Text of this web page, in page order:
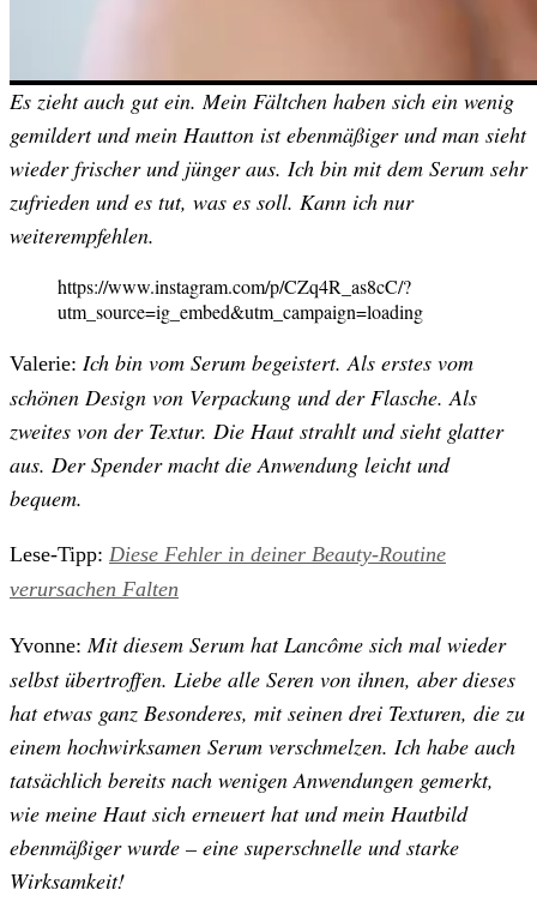
Es zieht auch gut ein. Mein Fältchen haben sich ein wenig
gemildert und mein Hautton ist ebenmäßiger und man sieht
wieder frischer und jünger aus. Ich bin mit dem Serum sehr
zufrieden und es tut, was es soll. Kann ich nur
weiterempfehlen.
https://www.instagram.com/p/CZq4R_as8cC/?
utm_source=ig_embed&utm_campaign=loading
Valerie: Ich bin vom Serum begeistert. Als erstes vom
schönen Design von Verpackung und der Flasche. Als
zweites von der Textur. Die Haut strahlt und sieht glatter
aus. Der Spender macht die Anwendung leicht und
bequem.
Lese-Tipp: Diese Fehler in deiner Beauty-Routine
verursachen Falten
Yvonne: Mit diesem Serum hat Lancôme sich mal wieder
selbst übertroffen. Liebe alle Seren von ihnen, aber dieses
hat etwas ganz Besonderes, mit seinen drei Texturen, die zu
einem hochwirksamen Serum verschmelzen. Ich habe auch
tatsächlich bereits nach wenigen Anwendungen gemerkt,
wie meine Haut sich erneuert hat und mein Hautbild
ebenmäßiger wurde – eine superschnelle und starke
Wirksamkeit!